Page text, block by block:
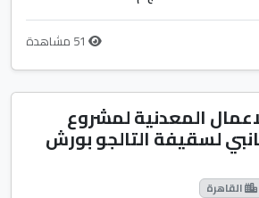
المعدنية لمشروع
لسقيفة التالجو بورش
القاهرة